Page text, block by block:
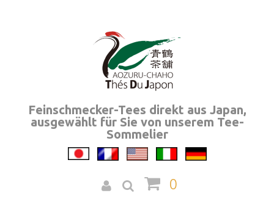
Feinschmecker-Tees direkt aus Japan,
ausgewählt für Sie von unserem Tee-
Sommelier
0